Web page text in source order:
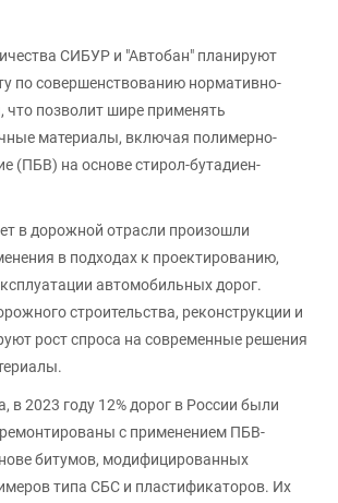
СИБУР и "Автобан" планируют
по совершенствованию нормативно-
что позволит шире применять
материалы, включая полимерно-
(ПБВ) на основе стирол-бутадиен-
в дорожной отрасли произошли
в подходах к проектированию,
автомобильных дорог.
строительства, реконструкции и
рост спроса на современные решения
в 2023 году 12% дорог в России были
с применением ПБВ-
битумов, модифицированных
типа СБС и пластификаторов. Их